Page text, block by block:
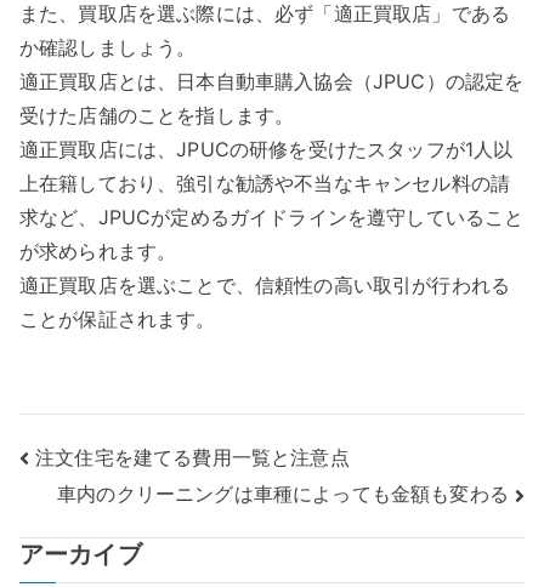
また、買取店を選ぶ際には、必ず「適正買取店」である
か確認しましょう。
適正買取店とは、日本自動車購入協会（JPUC）の認定を
受けた店舗のことを指します。
適正買取店には、JPUCの研修を受けたスタッフが1人以
上在籍しており、強引な勧誘や不当なキャンセル料の請
求など、JPUCが定めるガイドラインを遵守していること
が求められます。
適正買取店を選ぶことで、信頼性の高い取引が行われる
ことが保証されます。
投
稿
ナ
注文住宅を建てる費用一覧と注意点
車内のクリーニングは車種によっても金額も変わる
アーカイブ